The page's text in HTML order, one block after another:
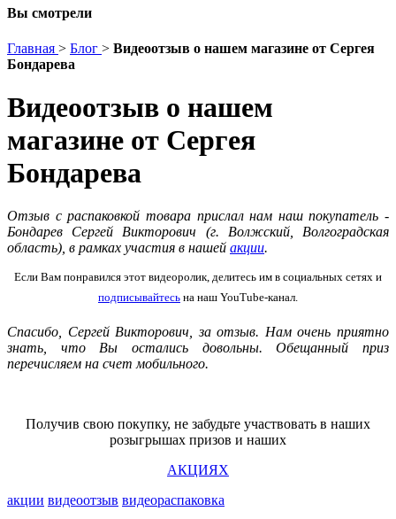
Вы смотрели
Главная > Блог > Видеоотзыв о нашем магазине от Сергея
Бондарева
Видеоотзыв о нашем
магазине от Сергея
Бондарева
Отзыв с распаковкой товара прислал нам наш покупатель -
Бондарев Сергей Викторович (г. Волжский, Волгоградская
область), в рамках участия в нашей акции.
Если Вам понравился этот видеоролик, делитесь им в социальных сетях и
подписывайтесь на наш YouTube-канал.
Спасибо, Сергей Викторович , за отзыв. Нам очень приятно
знать, что Вы остались довольны. Обещанный приз
перечисляем на счет мобильного.
Получив свою покупку, не забудьте участвовать в наших
розыгрышах призов и наших
АКЦИЯХ
акции видеоотзыв видеораспаковка